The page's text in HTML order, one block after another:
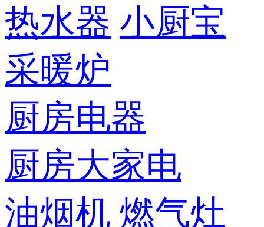
热水器 小厨宝
采暖炉
厨房电器
厨房大家电
油烟机 燃气灶